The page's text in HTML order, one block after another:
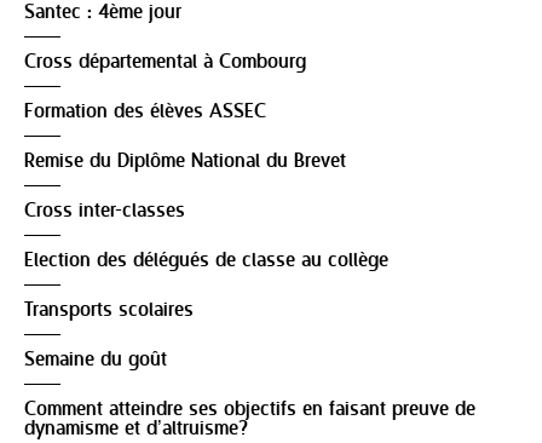
Santec : 4ème jour
Cross départemental à Combourg
Formation des élèves ASSEC
Remise du Diplôme National du Brevet
Cross inter-classes
Election des délégués de classe au collège
Transports scolaires
Semaine du goût
Comment atteindre ses objectifs en faisant preuve de
dynamisme et d’altruisme?